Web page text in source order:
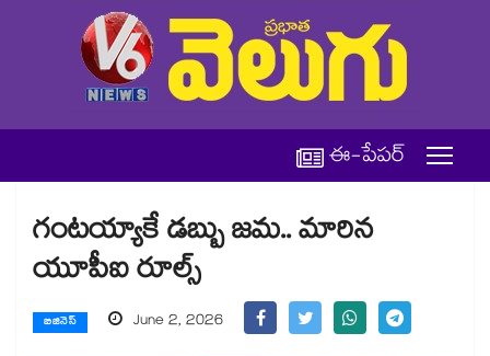
ఈ-పేపర్
గంటయ్యాకే డబ్బు జమ.. మారిన
యూపీఐ రూల్స్‌‌‌‌
బిజినెస్ June 2, 2026